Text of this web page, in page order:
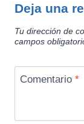
Deja una
Tu dirección de
campos
Comentario *